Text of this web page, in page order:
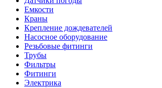
Емкости
Краны
Крепление дождевателей
Насосное оборудование
Резьбовые фитинги
Трубы
Фильтры
Фитинги
Электрика